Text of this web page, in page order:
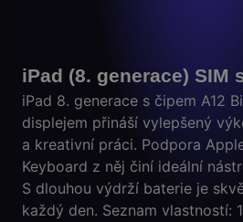
iPad (8. generace) SIM
iPad 8. generace s čipem A12
displejem přináší vylepšený
a kreativní práci. Podpora
Keyboard z něj činí ideální
S dlouhou výdrží baterie je
každý den. Seznam vlastností: